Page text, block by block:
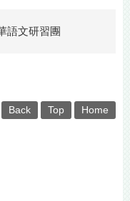
語文研習團
Back Top Home